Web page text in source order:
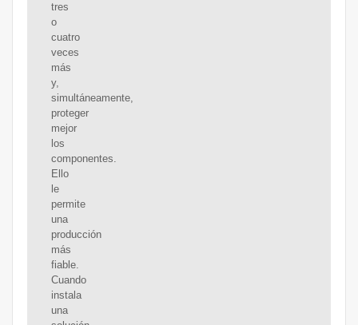
tres
o
cuatro
veces
más
y,
simultáneamente,
proteger
mejor
los
componentes.
Ello
le
permite
una
producción
más
fiable.
Cuando
instala
una